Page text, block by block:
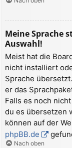
Meine Sprache
Auswahl!
Meist hat die
nicht installiert
Sprache
er das
Falls es noch
du es übersetzen
können auf der
phpBB.de
Nach oben